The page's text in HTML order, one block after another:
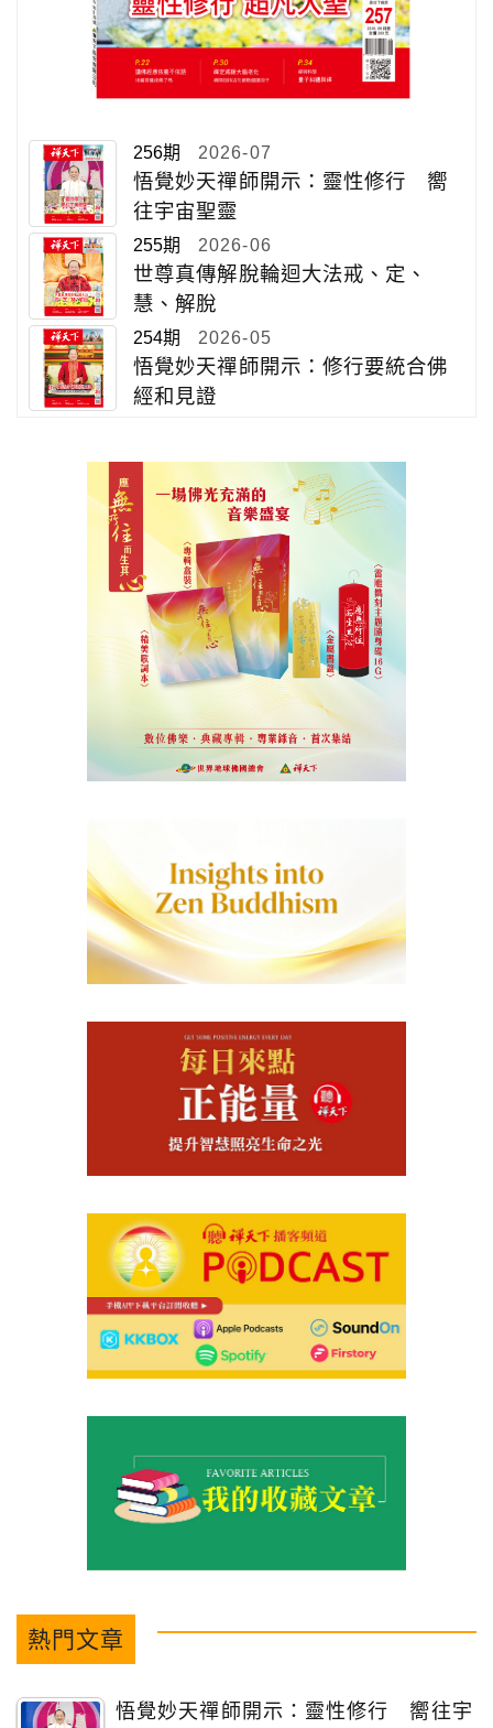
256期 2026-07
悟覺妙天禪師開示：靈性修行 嚮
往宇宙聖靈
255期 2026-06
世尊真傳解脫輪迴大法戒、定、
慧、解脫
254期 2026-05
悟覺妙天禪師開示：修行要統合佛
經和見證
熱門文章
悟覺妙天禪師開示：靈性修行 嚮往宇